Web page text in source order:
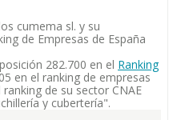
cumema sl. y su
de Empresas de España
282.700 en el Ranking
en el ranking de empresas
de su sector CNAE
y cubertería".